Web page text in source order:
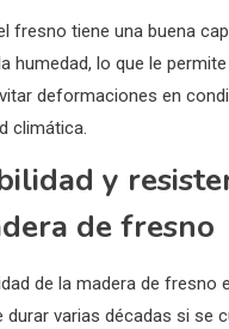
fresno tiene una buena
humedad, lo que le
deformaciones en
climática.
y
de fresno
de la madera de fresno
durar varias décadas si se